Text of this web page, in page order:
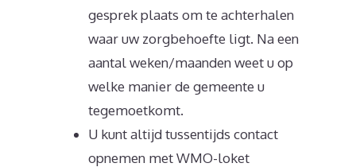
gesprek plaats om te achterhalen
waar uw zorgbehoefte ligt. Na een
aantal weken/maanden weet u op
welke manier de gemeente u
tegemoetkomt.
U kunt altijd tussentijds contact
opnemen met WMO-loket